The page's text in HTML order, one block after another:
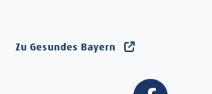
Zu Gesundes Bayern